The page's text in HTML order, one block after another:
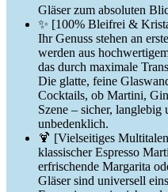
Gläser zum absoluten
✨ [100% Bleifrei &
Ihr Genuss stehen an
werden aus
das durch maximale
Die glatte, feine
Cocktails, ob Martini,
Szene – sicher, langlebig
unbedenklich.
🍹 [Vielseitiges
klassischer Espresso
erfrischende Margarita
Gläser sind universell